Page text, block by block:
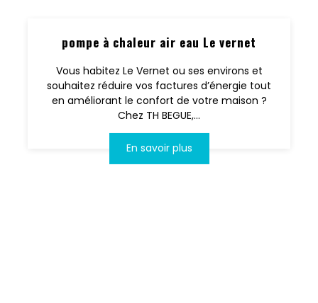
pompe à chaleur air eau Le vernet
Vous habitez Le Vernet ou ses environs et
souhaitez réduire vos factures d’énergie tout
en améliorant le confort de votre maison ?
Chez TH BEGUE,...
En savoir plus